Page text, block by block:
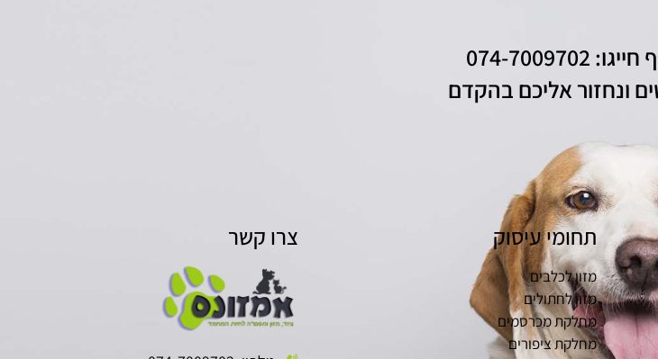
7009702
ונחזור אליכם בהקדם
תחומי עיסוק
מזון לכלבים
מזון לחתולים
מחלקת מכרסמים
מחלקת ציפורים
צרו קשר